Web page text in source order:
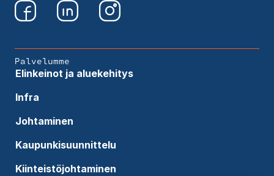
Palvelumme
Elinkeinot ja aluekehitys
Infra
Johtaminen
Kaupunkisuunnittelu
Kiinteistöjohtaminen